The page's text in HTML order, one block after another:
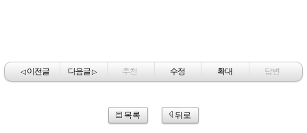
◁이전글 다음글▷ 추천 수정 확대 답변
목록 뒤로